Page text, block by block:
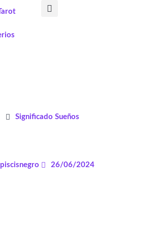
Significado Sueños
piscisnegro 26/06/2024